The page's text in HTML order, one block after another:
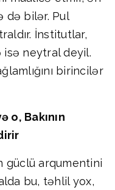
də bilər. Pul
İnstitutlar,
neytral deyil.
birincilər
o, Bakının
güclü arqumentini
bu, təhlil yox,